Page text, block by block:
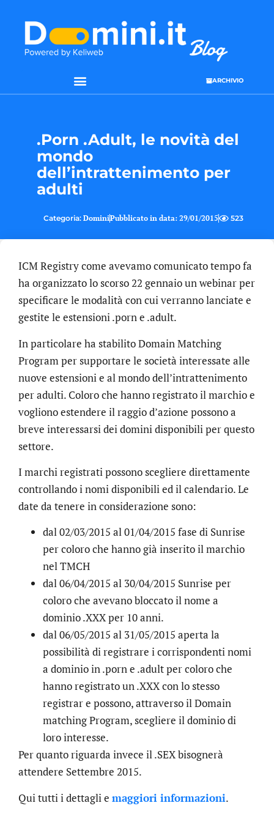
ARCHIVIO
.Porn .Adult, le novità del
mondo
dell’intrattenimento per
adulti
Categoria: DominiPubblicato in data: 29/01/2015 523
ICM Registry come avevamo comunicato tempo fa
ha organizzato lo scorso 22 gennaio un webinar per
specificare le modalità con cui verranno lanciate e
gestite le estensioni .porn e .adult.
In particolare ha stabilito Domain Matching
Program per supportare le società interessate alle
nuove estensioni e al mondo dell’intrattenimento
per adulti. Coloro che hanno registrato il marchio e
vogliono estendere il raggio d’azione possono a
breve interessarsi dei domini disponibili per questo
settore.
I marchi registrati possono scegliere direttamente
controllando i nomi disponibili ed il calendario. Le
date da tenere in considerazione sono:
dal 02/03/2015 al 01/04/2015 fase di Sunrise
per coloro che hanno già inserito il marchio
nel TMCH
dal 06/04/2015 al 30/04/2015 Sunrise per
coloro che avevano bloccato il nome a
dominio .XXX per 10 anni.
dal 06/05/2015 al 31/05/2015 aperta la
possibilità di registrare i corrispondenti nomi
a dominio in .porn e .adult per coloro che
hanno registrato un .XXX con lo stesso
registrar e possono, attraverso il Domain
matching Program, scegliere il dominio di
loro interesse.
Per quanto riguarda invece il .SEX bisognerà
attendere Settembre 2015.
Qui tutti i dettagli e maggiori informazioni.